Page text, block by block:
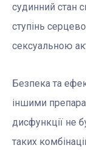
судинний стан
ступінь
сексуальною
Безпека та
іншими
дисфункції не
таких